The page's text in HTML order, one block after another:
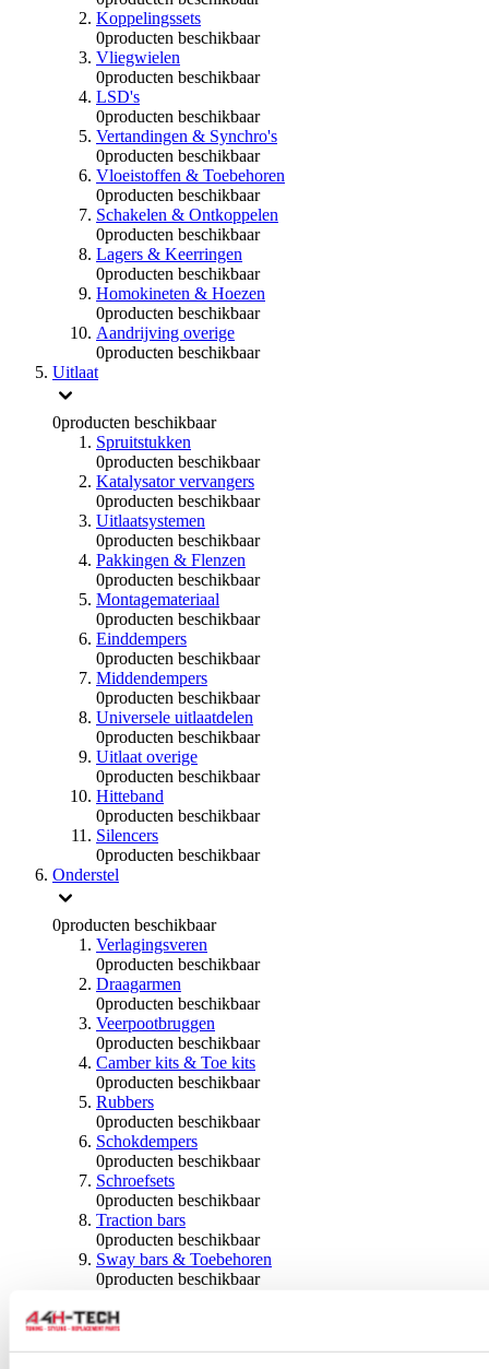
Koppelingssets
0producten beschikbaar
Vliegwielen
0producten beschikbaar
LSD's
0producten beschikbaar
Vertandingen & Synchro's
0producten beschikbaar
Vloeistoffen & Toebehoren
0producten beschikbaar
Schakelen & Ontkoppelen
0producten beschikbaar
Lagers & Keerringen
0producten beschikbaar
Homokineten & Hoezen
0producten beschikbaar
Aandrijving overige
0producten beschikbaar
Uitlaat
0producten beschikbaar
Spruitstukken
0producten beschikbaar
Katalysator vervangers
0producten beschikbaar
Uitlaatsystemen
0producten beschikbaar
Pakkingen & Flenzen
0producten beschikbaar
Montagemateriaal
0producten beschikbaar
Einddempers
0producten beschikbaar
Middendempers
0producten beschikbaar
Universele uitlaatdelen
0producten beschikbaar
Uitlaat overige
0producten beschikbaar
Hitteband
0producten beschikbaar
Silencers
0producten beschikbaar
Onderstel
0producten beschikbaar
Verlagingsveren
0producten beschikbaar
Draagarmen
0producten beschikbaar
Veerpootbruggen
0producten beschikbaar
Camber kits & Toe kits
0producten beschikbaar
Rubbers
0producten beschikbaar
Schokdempers
0producten beschikbaar
Schroefsets
0producten beschikbaar
Traction bars
0producten beschikbaar
Sway bars & Toebehoren
0producten beschikbaar
0producten beschikbaar
Wiellagers & Naven
0producten beschikbaar